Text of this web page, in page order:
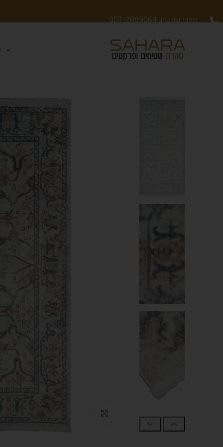
חייגו עכשיו: 053-2869064
Click to enlarge